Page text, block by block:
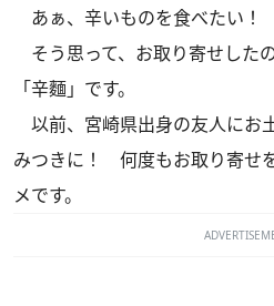
あぁ、辛いものを食べたい！
そう思って、お取り寄せした
「辛麵」です。
以前、宮崎県出身の友人にお
みつきに！ 何度もお取り寄せ
メです。